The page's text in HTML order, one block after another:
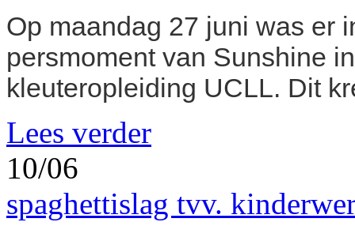
Op maandag 27 juni was er
persmoment van Sunshine
kleuteropleiding UCLL. Dit
Lees verder
10/06
spaghettislag tvv.